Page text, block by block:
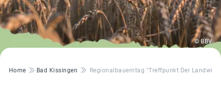
© BBV
Pfadnavigation
Home Bad Kissingen Regionalbauerntag "Treffpunkt Der